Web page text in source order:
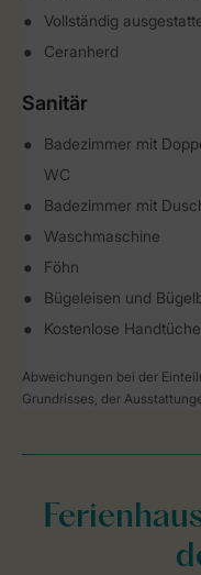
Vollständig
Ceranherd
Sanitär
Badezimmer mit
WC
Badezimmer mit
Waschmaschine
Föhn
Bügeleisen und
Kostenlose
Abweichungen bei der
Grundrisses, der